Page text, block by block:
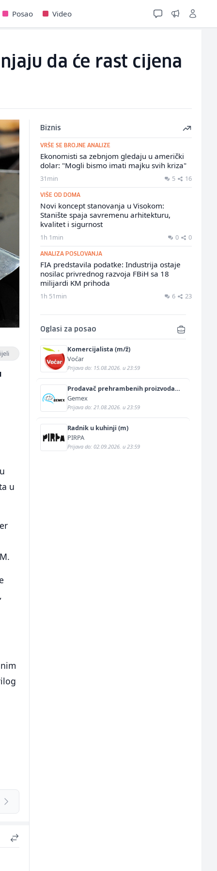
Posao Video
da će rast cijena
u
Biznis
VRŠE SE BROJNE ANALIZE
Ekonomisti sa zebnjom gledaju u američki
dolar: "Mogli bismo imati majku svih kriza"
31min 5 16
VIŠE OD DOMA
Novi koncept stanovanja u Visokom:
Stanište spaja savremenu arhitekturu,
kvalitet i sigurnost
1h 1min 0 0
ANALIZA POSLOVANJA
FIA predstavila podatke: Industrija ostaje
nosilac privrednog razvoja FBiH sa 18
milijardi KM prihoda
1h 51min 6 23
Oglasi za posao
Komercijalista (m/ž)
Voćar
Prijava do: 15.08.2026. u 23:59
Prodavač prehrambenih proizvoda
(m/ž)
Gemex
Prijava do: 21.08.2026. u 23:59
Radnik u kuhinji (m)
PIRPA
Prijava do: 02.09.2026. u 23:59